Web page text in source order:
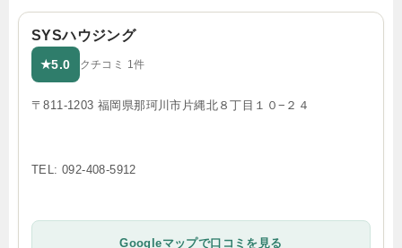
SYSハウジング
★5.0 クチコミ 1件
〒811-1203 福岡県那珂川市片縄北８丁目１０−２４
TEL: 092-408-5912
Googleマップで口コミを見る